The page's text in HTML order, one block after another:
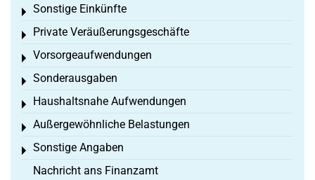
Sonstige Einkünfte
Toggle menu
Private Veräußerungsgeschäfte
Toggle menu
Vorsorgeaufwendungen
Toggle menu
Sonderausgaben
Toggle menu
Haushaltsnahe Aufwendungen
Toggle menu
Außergewöhnliche Belastungen
Toggle menu
Sonstige Angaben
Toggle menu
Nachricht ans Finanzamt